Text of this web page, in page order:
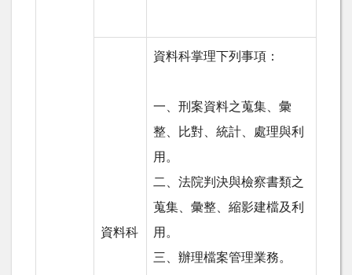
資料科
資料科掌理下列事項：
一、刑案資料之蒐集、彙
整、比對、統計、處理與利
用。
二、法院判決與檢察書類之
蒐集、彙整、縮影建檔及利
用。
三、辦理檔案管理業務。